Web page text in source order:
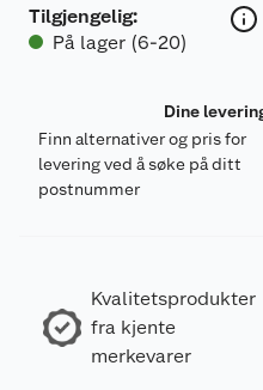
Tilgjengelig:
På lager (6-20)
Dine
Finn alternativer og pris for
levering ved å søke på ditt
postnummer
Kvalitetsprodukter
fra kjente
merkevarer